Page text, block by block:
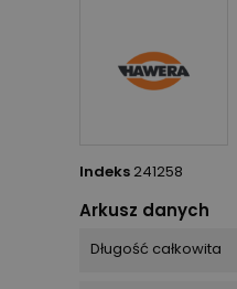
Indeks 241258
Arkusz danych
Długość całkowita